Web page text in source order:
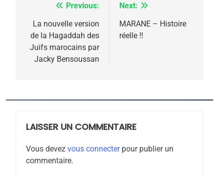
Navigation
de
l’article
Previous:
La nouvelle version
de la Hagaddah des
Juifs marocains par
Jacky Bensoussan
Next:
MARANE – Histoire
réelle !!
LAISSER UN COMMENTAIRE
Vous devez vous connecterpour publier un
commentaire.
FIÈRE, DIGNE ET RÉSILIENTE :
POURQUOI JE REVENDIQUE
MA JUDAÏTE par Thérèse
Zrihen-Dvir
ISRAÉL JUDAISME
JUDAISME
8
Tafraout, le miel de Tadla